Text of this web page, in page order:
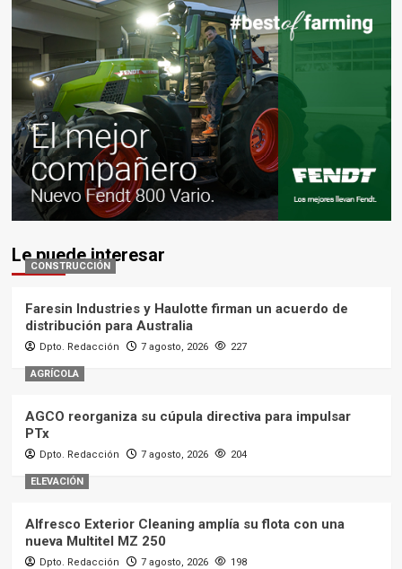
Le puede interesar
CONSTRUCCIÓN
Faresin Industries y Haulotte firman un acuerdo de
distribución para Australia
Dpto. Redacción 7 agosto, 2026 227
AGRÍCOLA
AGCO reorganiza su cúpula directiva para impulsar
PTx
Dpto. Redacción 7 agosto, 2026 204
ELEVACIÓN
Alfresco Exterior Cleaning amplía su flota con una
nueva Multitel MZ 250
Dpto. Redacción 7 agosto, 2026 198